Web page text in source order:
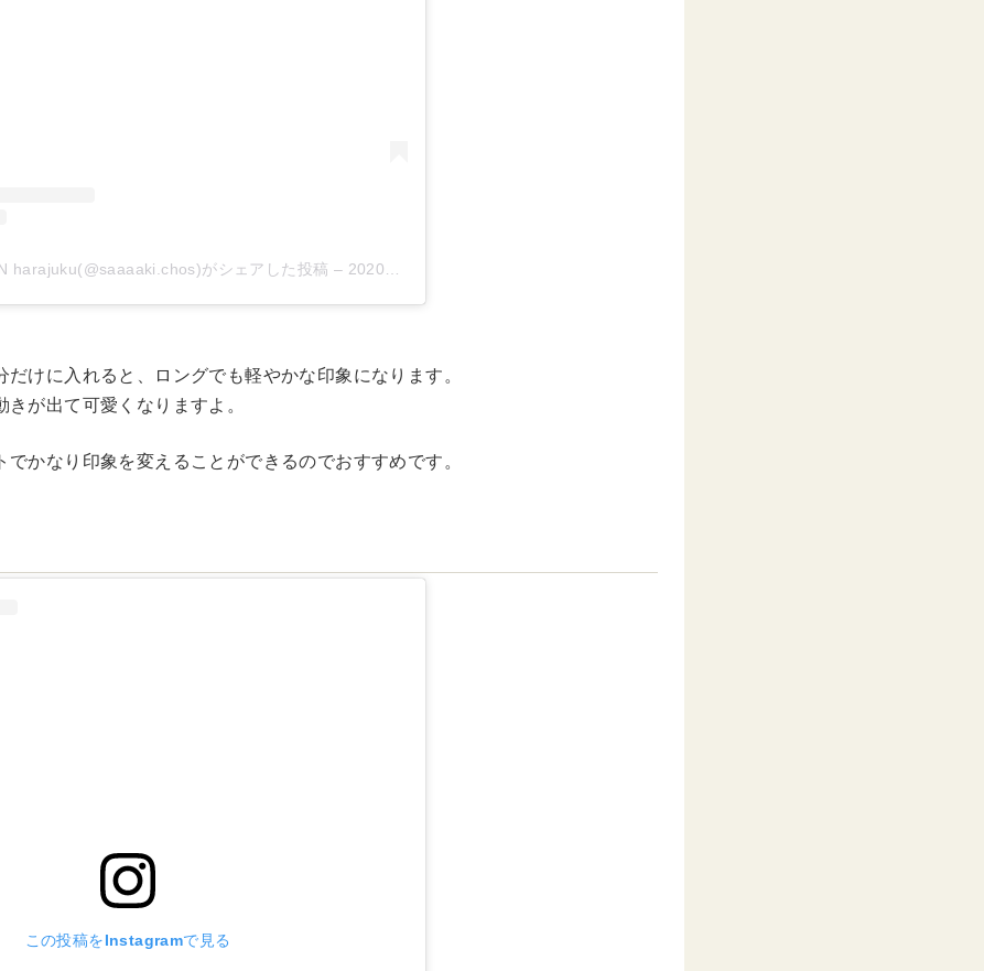
harajuku(@saaaaki.chos)がシェアした投稿 – 2020年 7月月8日午後7時34分PDT
けに入れると、ロングでも軽やかな印象になります。
が出て可愛くなりますよ。
かなり印象を変えることができるのでおすすめです。
この投稿をInstagramで見る